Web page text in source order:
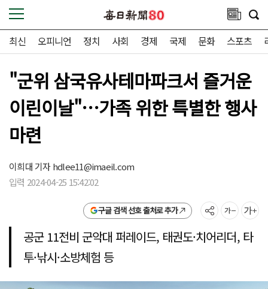
최신 오피니언 정치 사회 경제 국제 문화 스포츠
"군위 삼국유사테마파크서 즐거운
이린이날"…가족 위한 특별한 행사
마련
이희대 기자hdlee11@imaeil.com
입력 2024-04-25 15:42:02
구글 검색 선호 출처로 추가
공군 11전비 군악대 퍼레이드, 태권도·치어리더, 타
투·낚시·소방체험 등